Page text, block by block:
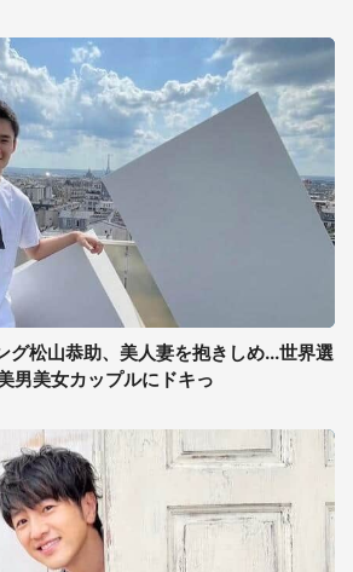
グ松山恭助、美人妻を抱きしめ...世界選
男美女カップルにドキっ